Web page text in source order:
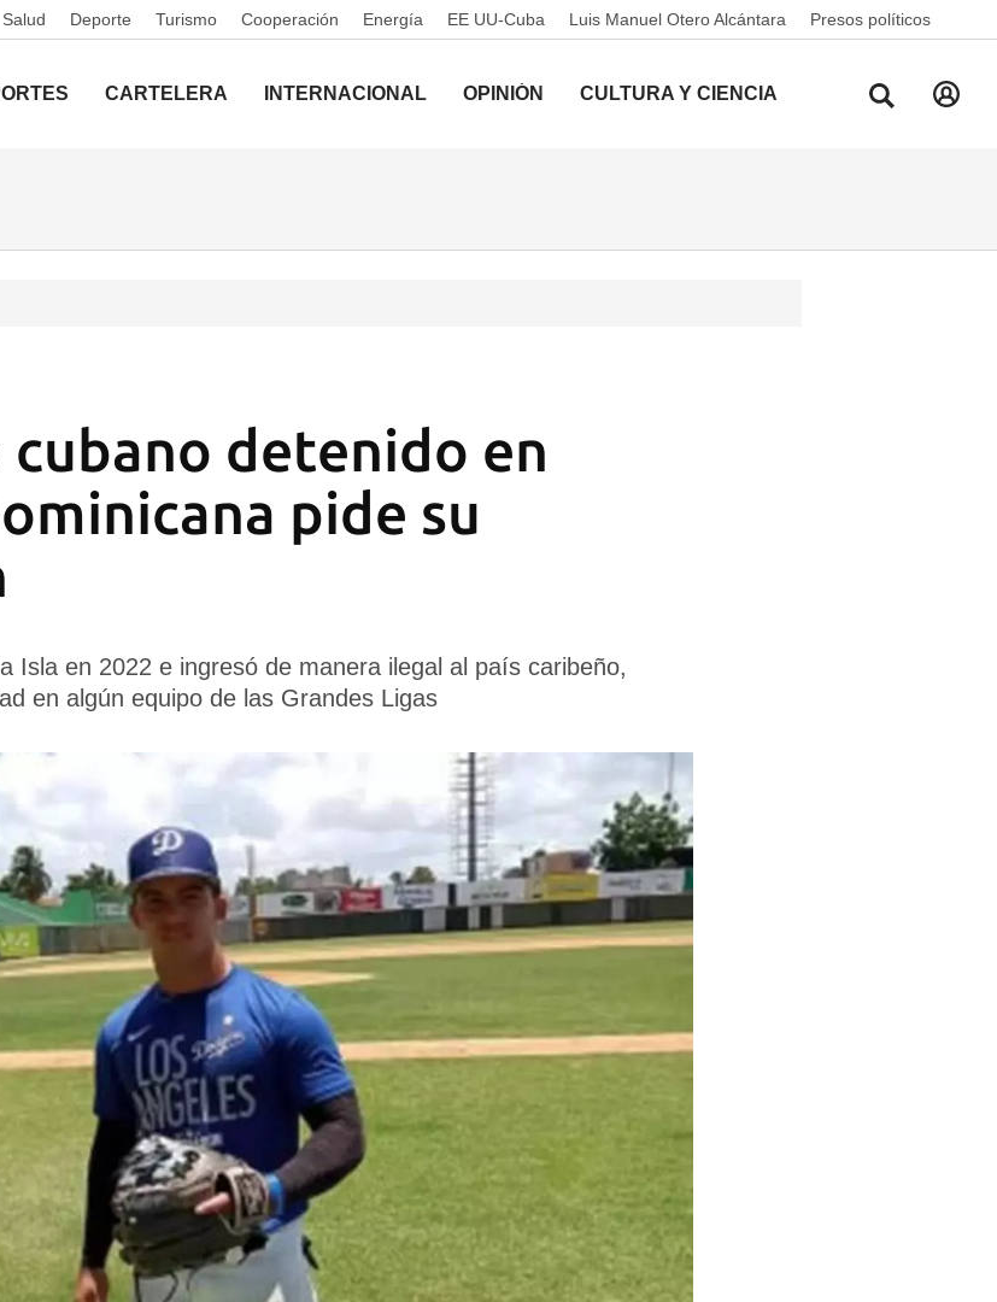
Salud Deporte Turismo Cooperación Energía EE UU-Cuba Luis Manuel Otero Alcántara Presos políticos
CARTELERA INTERNACIONAL OPINIÓN CULTURA Y CIENCIA
detenido en
pide su
Isla en 2022 e ingresó de manera ilegal al país caribeño,
en algún equipo de las Grandes Ligas